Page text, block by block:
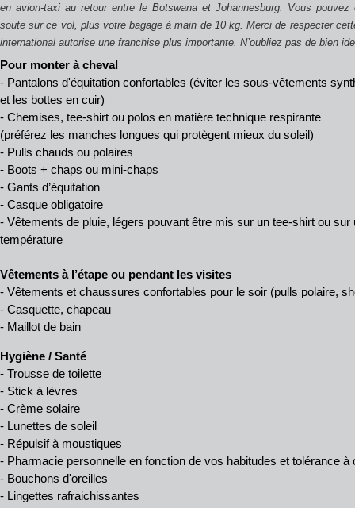
en avion-taxi au retour entre le Botswana et Johannesburg. Vous
soute sur ce vol, plus votre bagage à main de 10 kg. Merci de respecter
international autorise une franchise plus importante. N’oubliez pas de bien
Pour monter à cheval
- Pantalons d'équitation confortables (éviter les sous-vêtements
et les bottes en cuir)
- Chemises, tee-shirt ou polos en matière technique respirante
(préférez les manches longues qui protègent mieux du soleil)
- Pulls chauds ou polaires
- Boots + chaps ou mini-chaps
- Gants d’équitation
- Casque obligatoire
- Vêtements de pluie, légers pouvant être mis sur un tee-shirt ou sur
température
Vêtements à l’étape ou pendant les visites
- Vêtements et chaussures confortables pour le soir (pulls polaire,
- Casquette, chapeau
- Maillot de bain
Hygiène / Santé
- Trousse de toilette
- Stick à lèvres
- Crème solaire
- Lunettes de soleil
- Répulsif à moustiques
- Pharmacie personnelle en fonction de vos habitudes et tolérance
- Bouchons d'oreilles
- Lingettes rafraichissantes